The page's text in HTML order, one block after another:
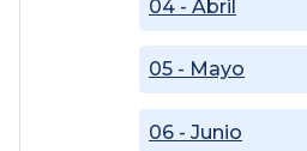
04 - Abril
05 - Mayo
06 - Junio